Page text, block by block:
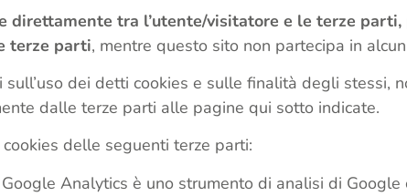
tra l’utente/visitatore e le terze parti,
terze parti, mentre questo sito non partecipa in
dei detti cookies e sulle finalità degli stessi,
dalle terze parti alle pagine qui sotto indicate.
delle seguenti terze parti:
Analytics è uno strumento di analisi di